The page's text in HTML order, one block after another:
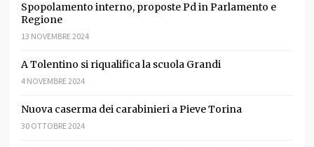
Spopolamento interno, proposte Pd in Parlamento e
Regione
13 NOVEMBRE 2024
A Tolentino si riqualifica la scuola Grandi
4 NOVEMBRE 2024
Nuova caserma dei carabinieri a Pieve Torina
30 OTTOBRE 2024